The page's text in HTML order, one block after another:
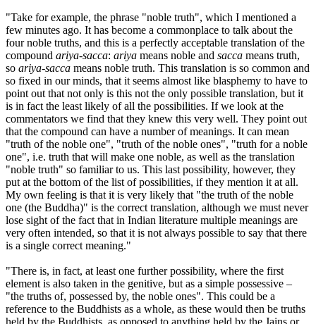
"Take for example, the phrase "noble truth", which I mentioned a
few minutes ago. It has become a commonplace to talk about the
four noble truths, and this is a perfectly acceptable translation of the
compound ariya-sacca: ariya means noble and sacca means truth,
so ariya-sacca means noble truth. This translation is so common and
so fixed in our minds, that it seems almost like blasphemy to have to
point out that not only is this not the only possible translation, but it
is in fact the least likely of all the possibilities. If we look at the
commentators we find that they knew this very well. They point out
that the compound can have a number of meanings. It can mean
"truth of the noble one", "truth of the noble ones", "truth for a noble
one", i.e. truth that will make one noble, as well as the translation
"noble truth" so familiar to us. This last possibility, however, they
put at the bottom of the list of possibilities, if they mention it at all.
My own feeling is that it is very likely that "the truth of the noble
one (the Buddha)" is the correct translation, although we must never
lose sight of the fact that in Indian literature multiple meanings are
very often intended, so that it is not always possible to say that there
is a single correct meaning."
"There is, in fact, at least one further possibility, where the first
element is also taken in the genitive, but as a simple possessive –
"the truths of, possessed by, the noble ones". This could be a
reference to the Buddhists as a whole, as these would then be truths
held by the Buddhists, as opposed to anything held by the Jains or